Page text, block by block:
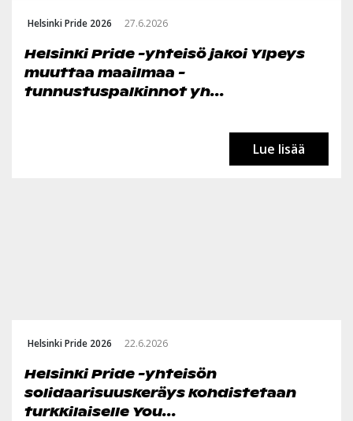
Helsinki Pride 2026 27.6.2026
Helsinki Pride -yhteisö jakoi Ylpeys
muuttaa maailmaa -
tunnustuspalkinnot yh...
Lue lisää
Helsinki Pride 2026 22.6.2026
Helsinki Pride -yhteisön
solidaarisuuskeräys kohdistetaan
turkkilaiselle You...